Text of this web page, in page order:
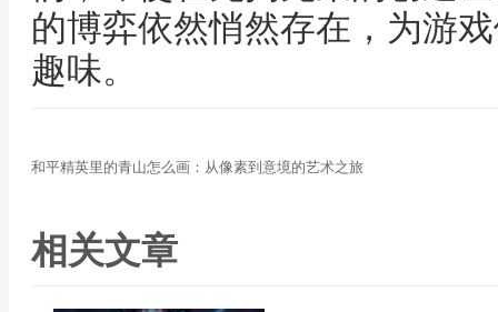
的博弈依然悄然存在，为游
趣味。
和平精英里的青山怎么画：从像素到意境的艺术之旅
相关文章